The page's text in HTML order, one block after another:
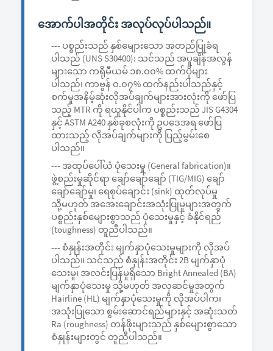
အောက်ပါအတိုင်း အလုပ်လုပ်ပါသည်။
--- ပစ္စည်းသည် နှစ်မျေားသော အတည်ပြုခံရ
ပါသည် (UNS S30400): သင်သည် အပူချိန်အလွန်
များသော ကရိုမီယမ် ၁၈.၀၀% ထက်ပိုများ
ပါသည်၊ ကာဗွန် ၀.၀၇% ထက်နည်းပါသည်နှင့်
စက်မှုအနိမ့်ဆုံးလိုအပ်ချက်များအားလုံးကို ဖော်ပြ
သည့် MTR ကို ရယူနိုင်ပါက ပစ္စည်းသည် JIS G4304
နှင့် ASTM A240 နှစ်ခုစလုံးကို ဥပဒေအရ ဖော်ပြ
ထားသည့် လိုအပ်ချက်များကို ပြည့်မွမ်းစေ
ပါသည်။
--- အထုပ်ပေါ်ယံ ပုံသေးမှု (General fabrication)။
ဖွဲ့စည်းမှုဆိုင်ရာ ချော်ချော်ချော် (TIG/MIG) ချော်
ချော်ချော်မှု၊ ရေစုပ်ချောင်း (sink) ထုတ်လုပ်မှု
သို့မဟုတ် အအေးချောင်းအသုံးပြုမှုများအတွက်
ပစ္စည်းနှစ်မျေားစွာသည် ပုံသေးမှုနှင့် ခံနိုင်ရည်
(toughness) တူညီပါသည်။
--- စံနှုန်းအတိုင်း မျက်နှာပုံသေးမှုများကို လိုအပ်
ပါသည်။ သင်သည် စံနှုန်းအတိုင်း 2B မျက်နှာပုံ
သေးမှု၊ အလင်းပြန်မှုရှိသော Bright Annealed (BA)
မျက်နှာပုံသေးမှု သို့မဟုတ် အလှဆင်မှုအတွက်
Hairline (HL) မျက်နှာပုံသေးမှုကို လိုအပ်ပါက၊
အသုံးပြုသော စွမ်းဆောင်ရည်များနှင့် အဆုံးသတ်
Ra (roughness) တန်ဖိုးများသည် နှစ်မျေားစွာသော
စံနှုန်းများတွင် တူညီပါသည်။